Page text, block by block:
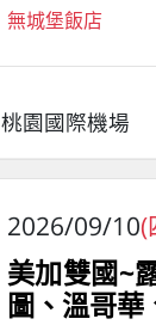
無城堡飯店
桃園國際機場
2026/09/10(
美加雙國~
圖、溫哥華